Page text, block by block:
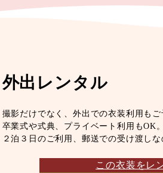
外出レンタル
撮影だけでなく、外出での衣装利用もご
卒業式や式典、プライベート利用もOK。
２泊３日のご利用、郵送での受け渡しな
この衣装をレ